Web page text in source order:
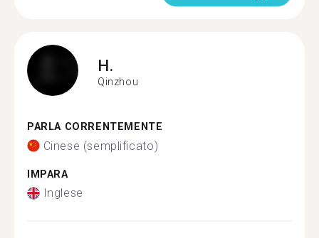
H.
Qinzhou
PARLA CORRENTEMENTE
Cinese (semplificato)
IMPARA
Inglese